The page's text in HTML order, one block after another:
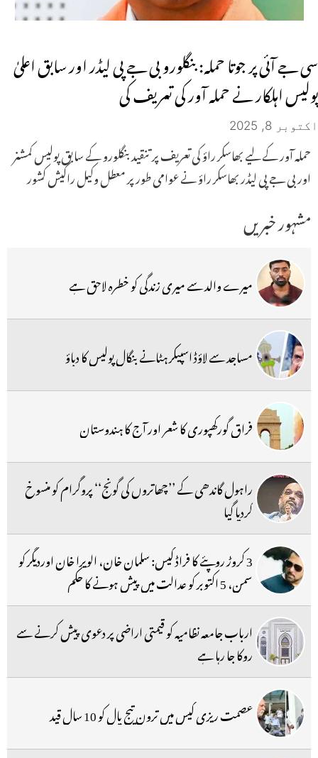
سی جے آئی پر جوتا حملہ: بنگلورو بی جے پی لیڈر اور سابق اعلیٰ
پولیس اہلکار نے حملہ آور کی تعریف کی
اکتوبر 8, 2025
حملہ آور کے لیے بھاسکر راؤ کی تعریف پر تنقید بنگلورو کے سابق پولیس کمشنر
اور بی جے پی لیڈر بھاسکر راؤ نے عوامی طور پر معطل وکیل راکیش کشور
مشہور خبریں
میرے والد سے میری زندگی کو خطرہ لاحق ہے
مساجد سے لاؤڈ اسپیکر ہٹانے بنگال پولیس کا دباؤ
فراق گورکھپوری کا شعر اور آج کا ہندوستان
راہول گاندھی کے ’’چھاتروں کی گونج‘‘ پروگرام کو منسوخ
کردیا گیا
3 کروڑ روپئے کا فراڈ کیس: سلمان خان، الویرا خان اوردیگر کو
سمن، 5 اکتوبر کو عدالت میں پیش ہونے کا حکم
ارباب جامعہ نظامیہ کو قیمتی اراضی پر دعوی پیش کرنے سے
روکا جا رہا ہے
عصمت ریزی کیس میں ترون تیج پال کو 10 سال قید